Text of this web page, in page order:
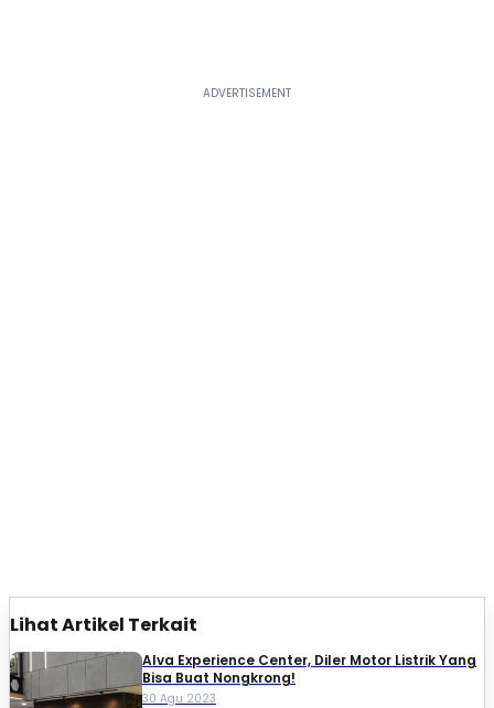
Lihat Artikel Terkait
Alva Experience Center, Diler Motor Listrik Yang
Bisa Buat Nongkrong!
30 Agu 2023